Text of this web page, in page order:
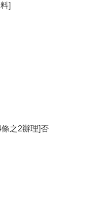
]
之2辦理]否